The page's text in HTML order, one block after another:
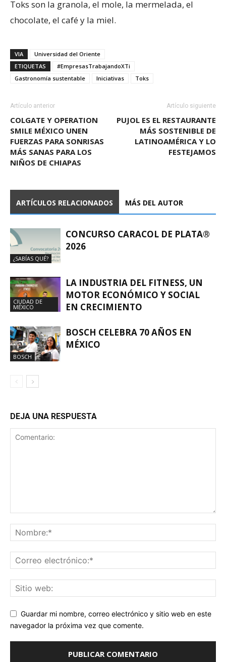
Toks son la granola, el mole, la mermelada, el
chocolate, el café y la miel.
VIA
Universidad del Oriente
ETIQUETAS
#EmpresasTrabajandoXTi
Gastronomía sustentable
Iniciativas Toks
Artículo anterior
COLGATE Y OPERATION
SMILE MÉXICO UNEN
FUERZAS PARA SONRISAS
MÁS SANAS PARA LOS
NIÑOS DE CHIAPAS
Artículo siguiente
PUJOL ES EL RESTAURANTE
MÁS SOSTENIBLE DE
LATINOAMÉRICA Y LO
FESTEJAMOS
ARTÍCULOS RELACIONADOS MÁS DEL AUTOR
¿SABÍAS QUÉ?
CONCURSO CARACOL DE PLATA®
2026
CIUDAD DE
MÉXICO
LA INDUSTRIA DEL FITNESS, UN
MOTOR ECONÓMICO Y SOCIAL
EN CRECIMIENTO
BOSCH
BOSCH CELEBRA 70 AÑOS EN
MÉXICO
DEJA UNA RESPUESTA
Guardar mi nombre, correo electrónico y sitio web en este
navegador la próxima vez que comente.